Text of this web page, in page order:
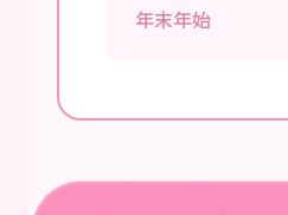
年末年始